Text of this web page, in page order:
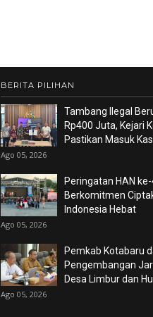
BERITA PILIHAN
Tambang Ilegal
Rp400 Juta, Kejari
Pastikan Masuk
Ago 05, 2026
Peringatan HAN
Berkomitmen
Indonesia Hebat
Ago 05, 2026
Pemkab Kotabaru
Pengembangan
Desa Limbur dan
Ago 05, 2026